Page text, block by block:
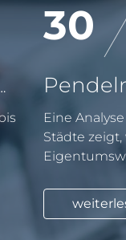
Kredite ab August 2026
30
Eine
Städte